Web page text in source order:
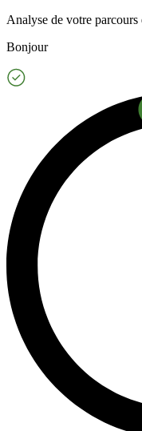
Analyse de votre parcours
Bonjour